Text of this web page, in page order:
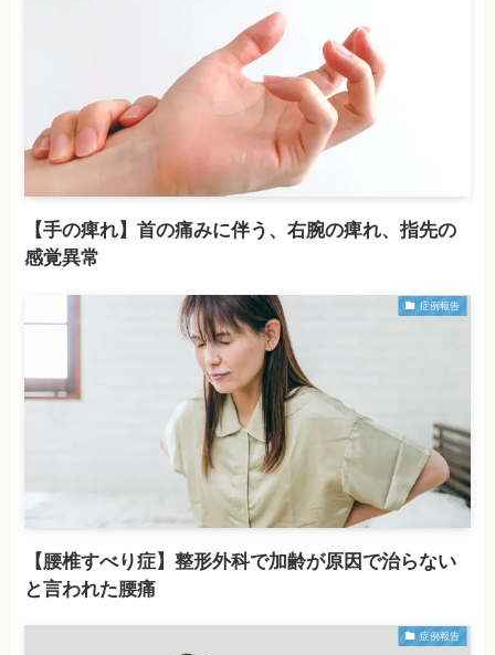
【手の痺れ】首の痛みに伴う、右腕の痺れ、指先の
感覚異常
症例報告
【腰椎すべり症】整形外科で加齢が原因で治らない
と言われた腰痛
症例報告